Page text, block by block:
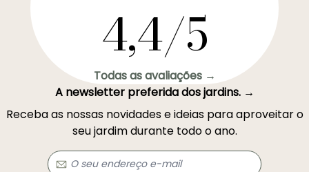
4,4/5
Todas as avaliações →
A newsletter preferida dos jardins. →
Receba as nossas novidades e ideias para aproveitar o
seu jardim durante todo o ano.